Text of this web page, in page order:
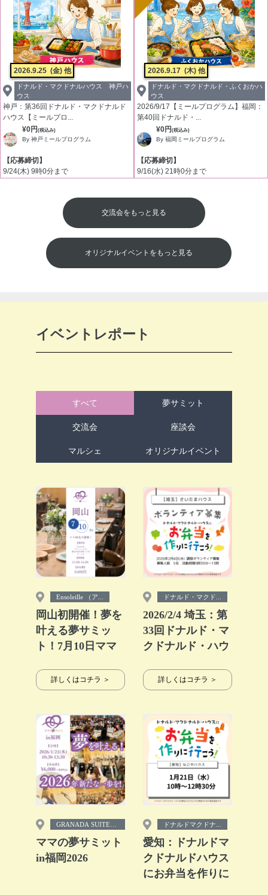
2026.9.25 (金) 他
ドナルド・マクドナルハウス 神戸ハ
ウス
神戸：第36回ドナルド・マクドナルド
ハウス【ミールプロ...
¥0円 (税込み)
By 神戸ミールプログラム
【応募締切】
9/24(木) 9時0分まで
2026.9.17 (木) 他
ドナルド・マクドナルド・ふくおかハ
ウス
2026/9/17【ミールプログラム】福岡：
第40回ドナルド・...
¥0円 (税込み)
By 福岡ミールプログラム
【応募締切】
9/16(水) 21時0分まで
交流会をもっと見る
オリジナルイベントをもっと見る
イベントレポート
すべて 夢サミット
交流会 座談会
マルシェ オリジナルイベント
Ensoleille （ア...
岡山初開催！夢を
叶える夢サミッ
ト！7月10日ママ
山
詳しくはコチラ ＞
ドナルド・マクド...
2026/2/4 埼玉：第
33回ドナルド・マ
クドナルド・ハウ
ラム】詳しくはコチラ ＞
GRANADA SUITE
ママの夢サミット
in福岡2026
ドナルドマクドナ...
愛知：ドナルドマ
クドナルドハウス
にお弁当を作りに